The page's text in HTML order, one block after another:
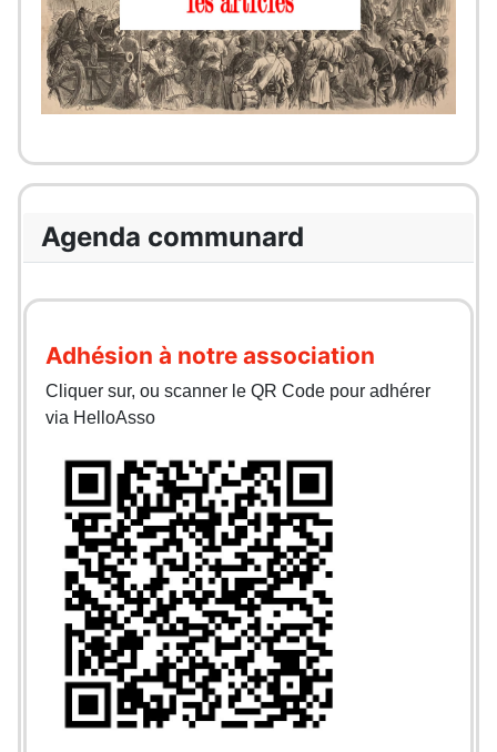
Agenda communard
Adhésion à notre association
Cliquer sur, ou scanner le QR Code pour adhérer
via HelloAsso